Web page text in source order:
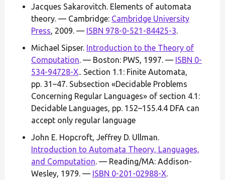
Jacques Sakarovitch. Elements of automata
theory. — Cambridge: Cambridge University
Press, 2009. — ISBN 978-0-521-84425-3.
Michael Sipser. Introduction to the Theory of
Computation. — Boston: PWS, 1997. — ISBN 0-
534-94728-X.. Section 1.1: Finite Automata,
pp. 31–47. Subsection «Decidable Problems
Concerning Regular Languages» of section 4.1:
Decidable Languages, pp. 152–155.4.4 DFA can
accept only regular language
John E. Hopcroft, Jeffrey D. Ullman.
Introduction to Automata Theory, Languages,
and Computation. — Reading/MA: Addison-
Wesley, 1979. — ISBN 0-201-02988-X.